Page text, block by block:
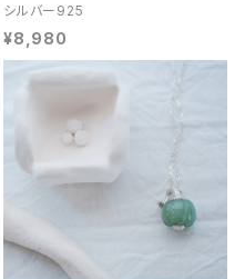
シルバー925
¥8,980